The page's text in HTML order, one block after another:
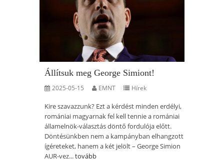
Állítsuk meg George Simiont!
2025-05-15 EMNT Hírek
Kire szavazzunk? Ezt a kérdést minden erdélyi,
romániai magyarnak fel kell tennie a romániai
államelnök-választás döntő fordulója előtt.
Döntésünkben nem a kampányban elhangzott
ígéreteket, hanem a két jelölt – George Simion
AUR-vez...tovább